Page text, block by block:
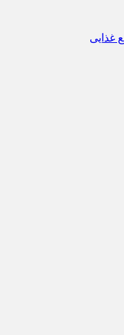
غذایی